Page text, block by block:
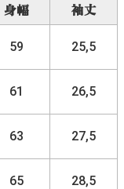
身幅
袖丈
59 25,5
61 26,5
63 27,5
65 28,5